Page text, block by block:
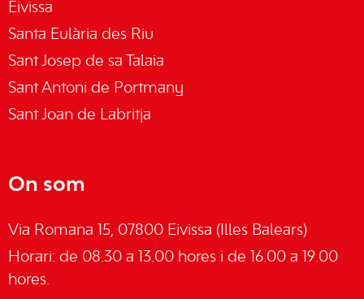
Eivissa
Santa Eulària des Riu
Sant Josep de sa Talaia
Sant Antoni de Portmany
Sant Joan de Labritja
On som
Via Romana 15, 07800 Eivissa (Illes Balears)
Horari: de 08.30 a 13.00 hores i de 16.00 a 19.00
hores.